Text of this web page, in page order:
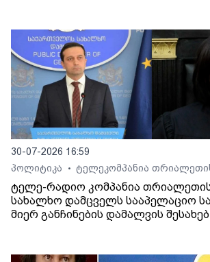
30-07-2026 16:59
პოლიტიკა
• ტელეკომპანია
ტელე-რადიო კომპანია
სახალხო დამცველს სააპელაციო
მიერ განჩინების დამალვის შესახებ